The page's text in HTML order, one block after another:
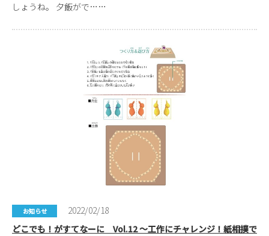
しょうね。 夕飯がで……
お知らせ
2022/02/18
どこでも！がすてなーに Vol.12 ～工作にチャレンジ！紙相撲で